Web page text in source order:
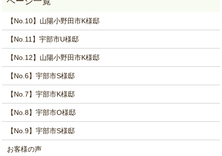
【No.10】山陽小野田市K様邸
【No.11】宇部市U様邸
【No.12】山陽小野田市K様邸
【No.6】宇部市S様邸
【No.7】宇部市K様邸
【No.8】宇部市O様邸
【No.9】宇部市S様邸
お客様の声